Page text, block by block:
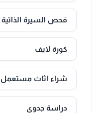
فحص السيرة الذاتية ATS
كورة لايف
شراء اثاث مستعمل
دراسة جدوى